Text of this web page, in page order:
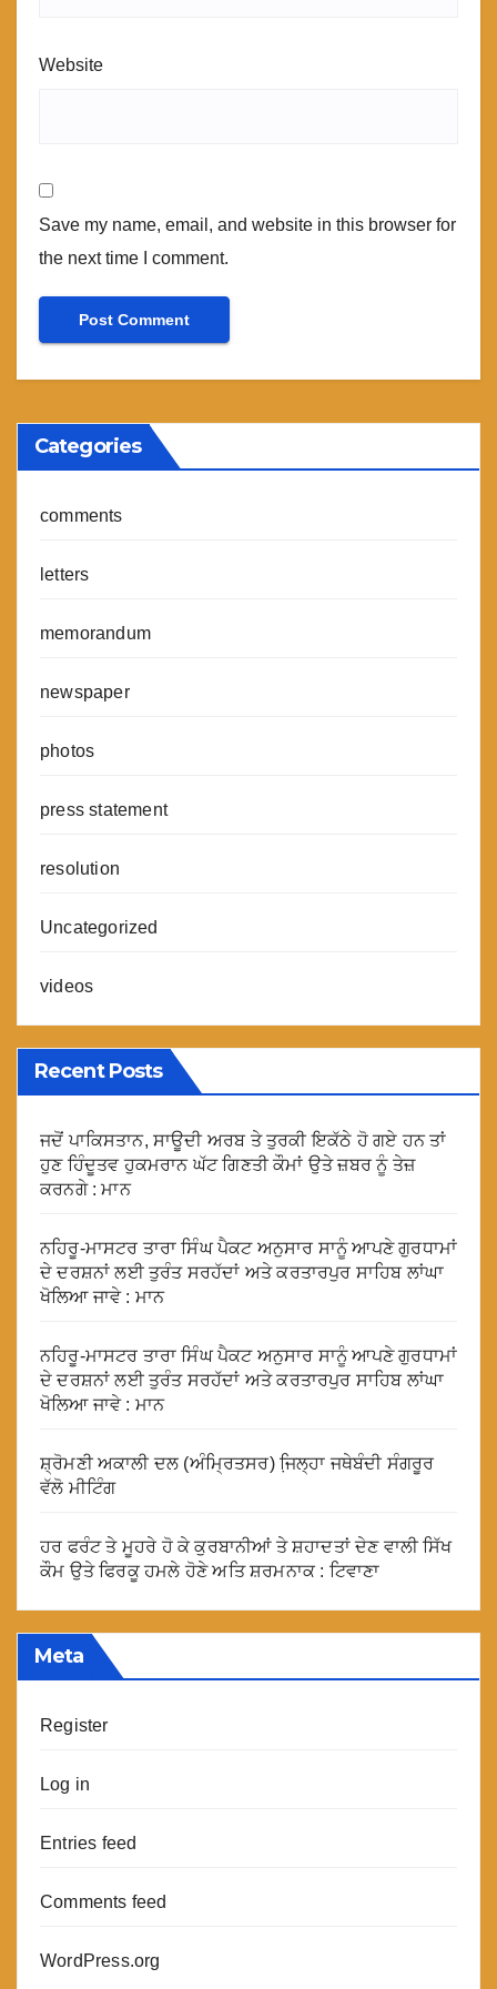
Website
Save my name, email, and website in this browser for
the next time I comment.
Categories
comments
letters
memorandum
newspaper
photos
press statement
resolution
Uncategorized
videos
Recent Posts
ਜਦੋਂ ਪਾਕਿਸਤਾਨ, ਸਾਊਦੀ ਅਰਬ ਤੇ ਤੁਰਕੀ ਇਕੱਠੇ ਹੋ ਗਏ ਹਨ ਤਾਂ
ਹੁਣ ਹਿੰਦੂਤਵ ਹੁਕਮਰਾਨ ਘੱਟ ਗਿਣਤੀ ਕੌਮਾਂ ਉਤੇ ਜ਼ਬਰ ਨੂੰ ਤੇਜ਼
ਕਰਨਗੇ : ਮਾਨ
ਨਹਿਰੂ-ਮਾਸਟਰ ਤਾਰਾ ਸਿੰਘ ਪੈਕਟ ਅਨੁਸਾਰ ਸਾਨੂੰ ਆਪਣੇ ਗੁਰਧਾਮਾਂ
ਦੇ ਦਰਸ਼ਨਾਂ ਲਈ ਤੁਰੰਤ ਸਰਹੱਦਾਂ ਅਤੇ ਕਰਤਾਰਪੁਰ ਸਾਹਿਬ ਲਾਂਘਾ
ਖੋਲਿਆ ਜਾਵੇ : ਮਾਨ
ਨਹਿਰੂ-ਮਾਸਟਰ ਤਾਰਾ ਸਿੰਘ ਪੈਕਟ ਅਨੁਸਾਰ ਸਾਨੂੰ ਆਪਣੇ ਗੁਰਧਾਮਾਂ
ਦੇ ਦਰਸ਼ਨਾਂ ਲਈ ਤੁਰੰਤ ਸਰਹੱਦਾਂ ਅਤੇ ਕਰਤਾਰਪੁਰ ਸਾਹਿਬ ਲਾਂਘਾ
ਖੋਲਿਆ ਜਾਵੇ : ਮਾਨ
ਸ਼੍ਰੋਮਣੀ ਅਕਾਲੀ ਦਲ (ਅੰਮ੍ਰਿਤਸਰ) ਜਿ਼ਲ੍ਹਾ ਜਥੇਬੰਦੀ ਸੰਗਰੂਰ
ਵੱਲੋ ਮੀਟਿੰਗ
ਹਰ ਫਰੰਟ ਤੇ ਮੂਹਰੇ ਹੋ ਕੇ ਕੁਰਬਾਨੀਆਂ ਤੇ ਸ਼ਹਾਦਤਾਂ ਦੇਣ ਵਾਲੀ ਸਿੱਖ
ਕੌਮ ਉਤੇ ਫਿਰਕੂ ਹਮਲੇ ਹੋਣੇ ਅਤਿ ਸ਼ਰਮਨਾਕ : ਟਿਵਾਣਾ
Meta
Register
Log in
Entries feed
Comments feed
WordPress.org